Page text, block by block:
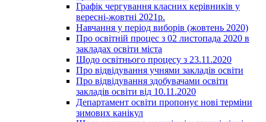
Графік чергування класних керівників у
вересні-жовтні 2021р.
Навчання у період виборів (жовтень 2020)
Про освітній процес з 02 листопада 2020 в
закладах освіти міста
Щодо освітнього процесу з 23.11.2020
Про відвідування учнями закладів освіти
Про відвідування здобувачами освіти
закладів освіти від 10.11.2020
Департамент освіти пропонує нові терміни
зимових канікул